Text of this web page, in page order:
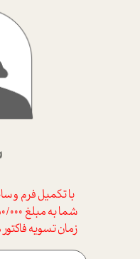
با تکمیل فرم و
زمان تسویه